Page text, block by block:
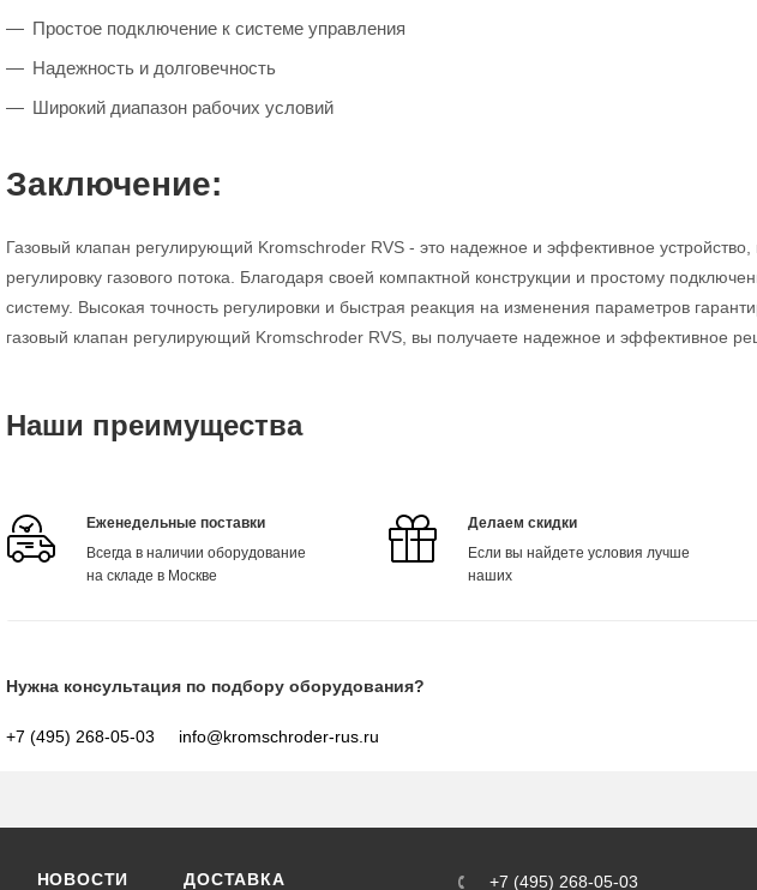
Простое подключение к системе управления
Надежность и долговечность
Широкий диапазон рабочих условий
Заключение:
Газовый клапан регулирующий Kromschroder RVS - это надежное и эффективное
регулировку газового потока. Благодаря своей компактной конструкции и простому
систему. Высокая точность регулировки и быстрая реакция на изменения параметров
газовый клапан регулирующий Kromschroder RVS, вы получаете надежное и эффективное
Наши преимущества
Еженедельные поставки
Всегда в наличии оборудование
на складе в Москве
Делаем скидки
Если вы найдете условия лучше
наших
Нужна консультация по подбору оборудования?
+7 (495) 268-05-03 info@kromschroder-rus.ru
НОВОСТИ ДОСТАВКА +7 (495) 268-05-03